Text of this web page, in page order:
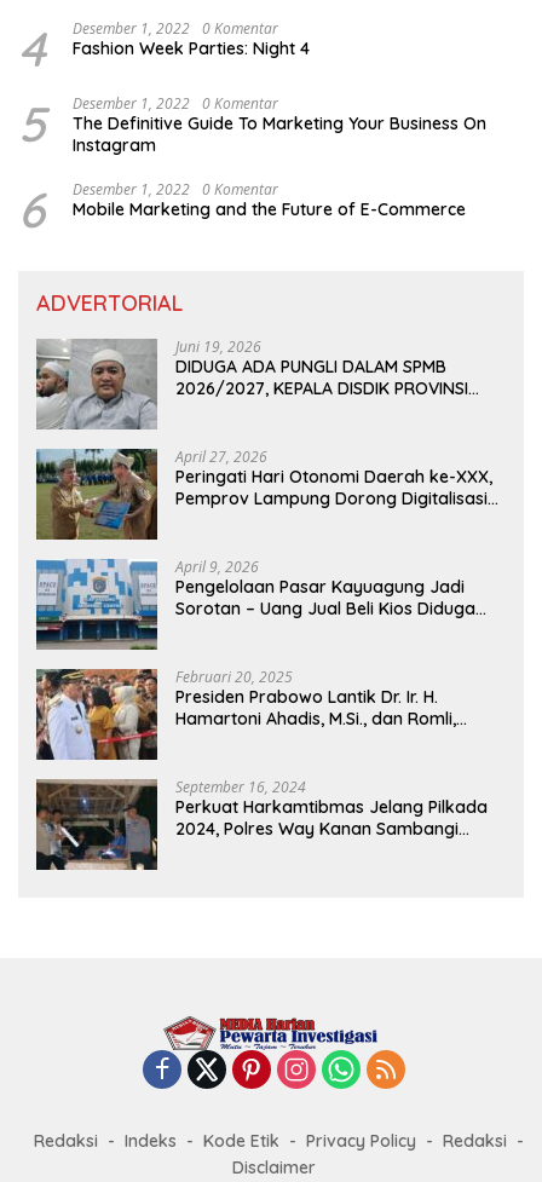
4 Desember 1, 2022 0 Komentar
Fashion Week Parties: Night 4
5 Desember 1, 2022 0 Komentar
The Definitive Guide To Marketing Your Business On
Instagram
6 Desember 1, 2022 0 Komentar
Mobile Marketing and the Future of E-Commerce
ADVERTORIAL
Juni 19, 2026
DIDUGA ADA PUNGLI DALAM SPMB
2026/2027, KEPALA DISDIK PROVINSI
April 27, 2026
Peringati Hari Otonomi Daerah ke-XXX,
Pemprov Lampung Dorong Digitalisasi
April 9, 2026
Pengelolaan Pasar Kayuagung Jadi
Sorotan – Uang Jual Beli Kios Diduga
Februari 20, 2025
Presiden Prabowo Lantik Dr. Ir. H.
Hamartoni Ahadis, M.Si., dan Romli,
2025-2030 Di Istana Negara
September 16, 2024
Perkuat Harkamtibmas Jelang Pilkada
2024, Polres Way Kanan Sambangi
Redaksi Indeks Kode Etik Privacy Policy
Redaksi
Disclaimer